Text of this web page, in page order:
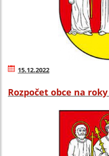
15.12.2022
Rozpočet obce na roky